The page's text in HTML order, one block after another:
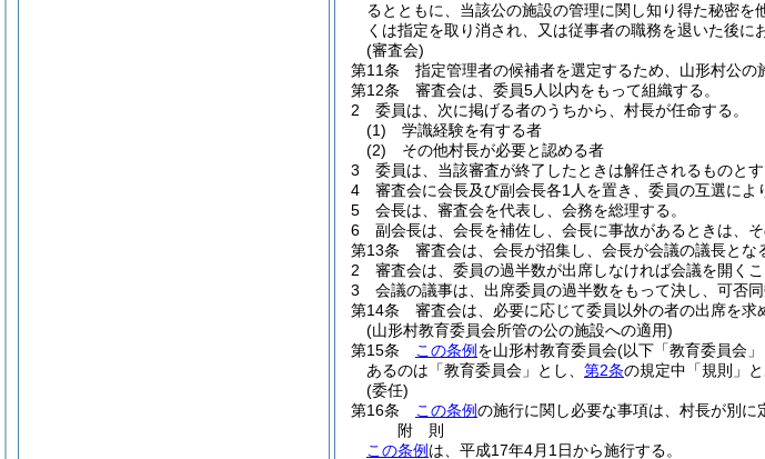
るとともに、当該公の施設の管理に関し知り得た秘密を
くは指定を取り消され、又は従事者の職務を退いた後に
(審査会)
第11条
指定管理者の候補者を選定するため、山形村公の
第12条
審査会は、委員5人以内をもって組織する。
2
委員は、次に掲げる者のうちから、村長が任命する。
(1)
学識経験を有する者
(2)
その他村長が必要と認める者
3
委員は、当該審査が終了したときは解任されるものとす
4
審査会に会長及び副会長各1人を置き、委員の互選によ
5
会長は、審査会を代表し、会務を総理する。
6
副会長は、会長を補佐し、会長に事故があるときは、そ
第13条
審査会は、会長が招集し、会長が会議の議長とな
2
審査会は、委員の過半数が出席しなければ会議を開くこ
3
会議の議事は、出席委員の過半数をもって決し、可否
第14条
審査会は、必要に応じて委員以外の者の出席を求
(山形村教育委員会所管の公の施設への適用)
第15条
この条例 を山形村教育委員会(以下「教育委員会
あるのは「教育委員会」とし、 第2条の規定中「規則」
(委任)
第16条
この条例の施行に関し必要な事項は、村長が別に
附 則
この条例 は、平成17年4月1日から施行する。